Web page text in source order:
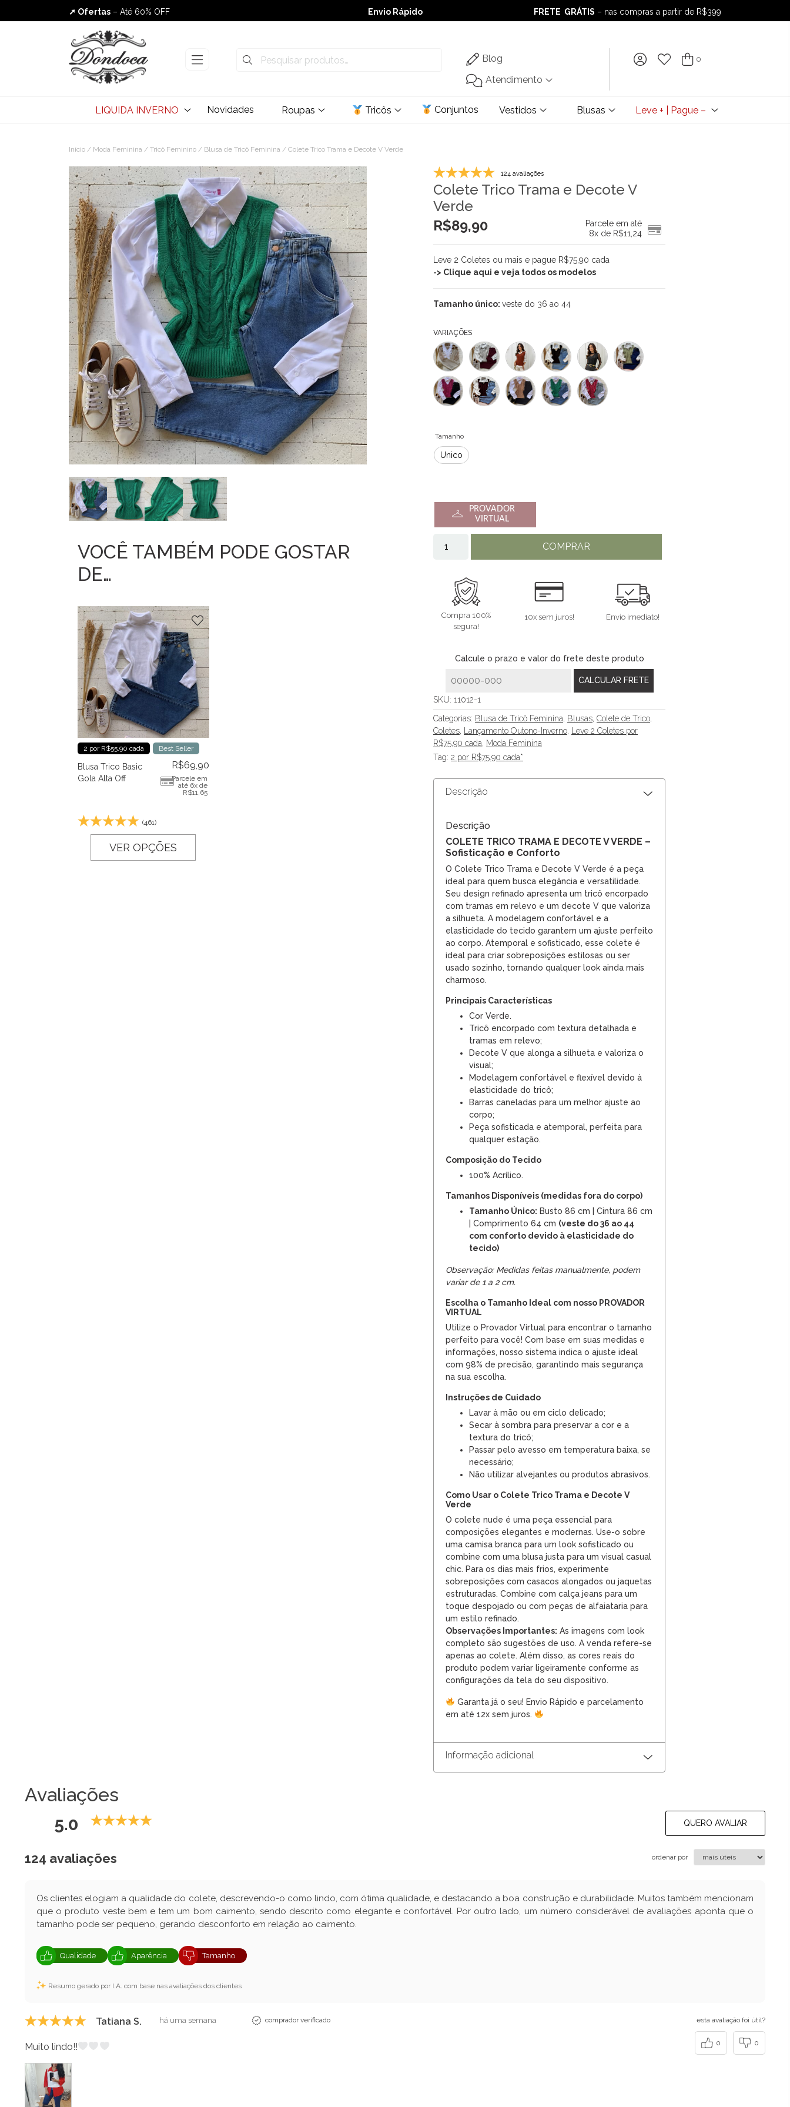
➚ Ofertas – Até 60% OFF
Envio Rápido
Envio Rápido
➚ Ofertas– Até 60% OFF
FRETE GRÁTIS – nas compras a partir de R$399
FRETE GRÁTIS– nas compras a partir de R$399
Blog
Atendimento
0
LIQUIDA INVERNO Novidades Roupas Tricôs Conjuntos Vestidos Blusas Leve + | Pague –
Início / Moda Feminina / Tricô Feminino / Blusa de Tricô Feminina / Colete Trico Trama e Decote V Verde
VOCÊ TAMBÉM PODE GOSTAR
DE…
2 por R$55.90 cada Best Seller
Blusa Trico Basic
Gola Alta Off
R$69,90
Parcele em
até 6x de
R$11,65
(461)
VER OPÇÕES
124 avaliações
Colete Trico Trama e Decote V
Verde
R$89,90
Parcele em até
8x de R$11,24
Leve 2 Coletes ou mais e pague R$75,90 cada
-> Clique aqui e veja todos os modelos
Tamanho único: veste do 36 ao 44
VARIAÇÕES
Tamanho
Único
PROVADOR
VIRTUAL
COMPRAR
Compra 100%
segura!
10x sem juros! Envio imediato!
Calcule o prazo e valor do frete deste produto
SKU: 11012-1
Categorias: Blusa de Tricô Feminina, Blusas, Colete de Trico,
Coletes, Lançamento Outono-Inverno,
Leve 2 Coletes por
R$75,90 cada, Moda Feminina
Tag: 2 por R$75.90 cada*
Descrição
Descrição
COLETE TRICO TRAMA E DECOTE V VERDE –
Sofisticação e Conforto
O Colete Trico Trama e Decote V Verde é a peça
ideal para quem busca elegância e versatilidade.
Seu design refinado apresenta um tricô encorpado
com tramas em relevo e um decote V que valoriza
a silhueta. A modelagem confortável e a
elasticidade do tecido garantem um ajuste perfeito
ao corpo. Atemporal e sofisticado, esse colete é
ideal para criar sobreposições estilosas ou ser
usado sozinho, tornando qualquer look ainda mais
charmoso.
Principais Características
Cor Verde.
Tricô encorpado com textura detalhada e
tramas em relevo;
Decote V que alonga a silhueta e valoriza o
visual;
Modelagem confortável e flexível devido à
elasticidade do tricô;
Barras caneladas para um melhor ajuste ao
corpo;
Peça sofisticada e atemporal, perfeita para
qualquer estação.
Composição do Tecido
100% Acrílico.
Tamanhos Disponíveis (medidas fora do corpo)
Tamanho Único: Busto 86 cm | Cintura 86 cm
| Comprimento 64 cm (veste do 36 ao 44
com conforto devido à elasticidade do
tecido)
Observação: Medidas feitas manualmente, podem
variar de 1 a 2 cm.
Escolha o Tamanho Ideal com nosso PROVADOR
VIRTUAL
Utilize o Provador Virtual para encontrar o tamanho
perfeito para você! Com base em suas medidas e
informações, nosso sistema indica o ajuste ideal
com 98% de precisão, garantindo mais segurança
na sua escolha.
Instruções de Cuidado
Lavar à mão ou em ciclo delicado;
Secar à sombra para preservar a cor e a
textura do tricô;
Passar pelo avesso em temperatura baixa, se
necessário;
Não utilizar alvejantes ou produtos abrasivos.
Como Usar o Colete Trico Trama e Decote V
Verde
O colete nude é uma peça essencial para
composições elegantes e modernas. Use-o sobre
uma camisa branca para um look sofisticado ou
combine com uma blusa justa para um visual casual
chic. Para os dias mais frios, experimente
sobreposições com casacos alongados ou jaquetas
estruturadas. Combine com calça jeans para um
toque despojado ou com peças de alfaiataria para
um estilo refinado.
Observações Importantes: As imagens com look
completo são sugestões de uso. A venda refere-se
apenas ao colete. Além disso, as cores reais do
produto podem variar ligeiramente conforme as
configurações da tela do seu dispositivo.
Garanta já o seu! Envio Rápido e parcelamento
em até 12x sem juros.
Informação adicional
Avaliações
5.0 QUERO AVALIAR
124 avaliações ordenar por
Os clientes elogiam a qualidade do colete, descrevendo-o como lindo, com ótima qualidade, e destacando a boa construção e durabilidade. Muitos também mencionam
que o produto veste bem e tem um bom caimento, sendo descrito como elegante e confortável. Por outro lado, um número considerável de avaliações aponta que o
tamanho pode ser pequeno, gerando desconforto em relação ao caimento.
Qualidade Aparência Tamanho
Resumo gerado por I.A. com base nas avaliações dos clientes
Tatiana S. há uma semana comprador verificado
Muito lindo!!
esta avaliação foi útil?
0 0